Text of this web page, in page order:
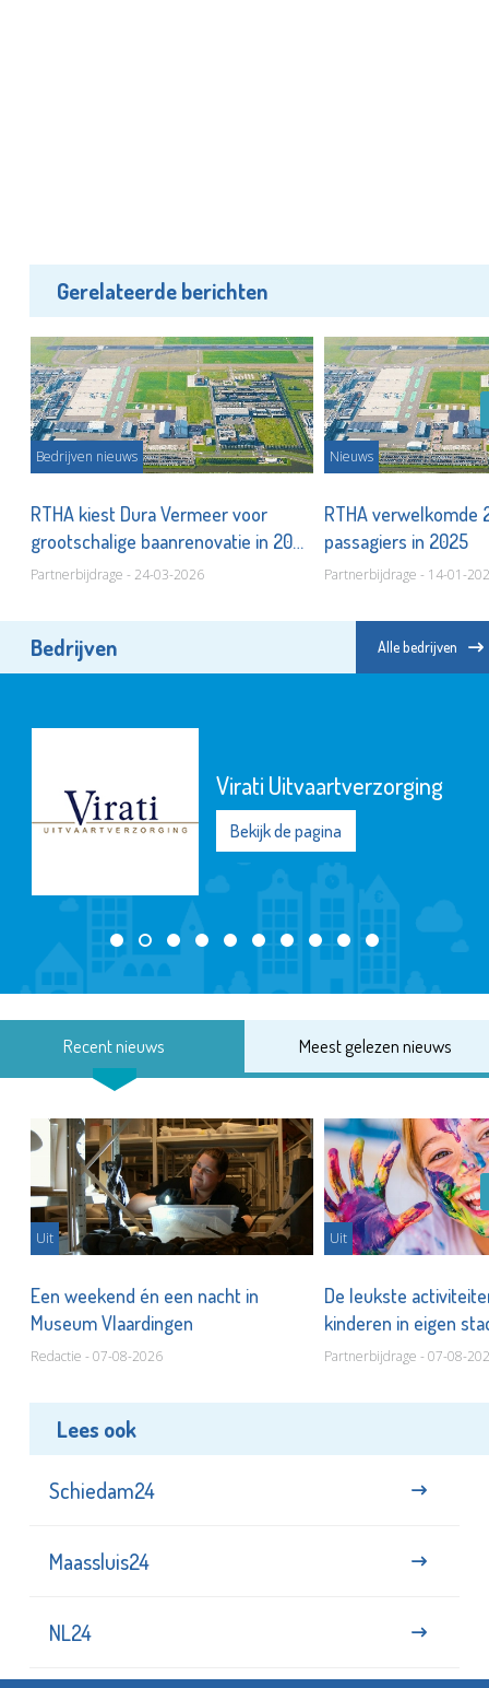
Gerelateerde berichten
Bedrijven nieuws
RTHA kiest Dura Vermeer voor
grootschalige baanrenovatie in 2028
Partnerbijdrage - 24-03-2026
Nieuws
RTHA verwelkomde
passagiers in 2025
Partnerbijdrage - 14-01-
Bedrijven Alle bedrijven
Virati Uitvaartverzorging
Bekijk de pagina
Recent nieuws Meest gelezen nieuws
Uit
Een weekend én een nacht in
Museum Vlaardingen
Redactie - 07-08-2026
Uit
De leukste
kinderen in eigen
Partnerbijdrage - 07-08-
Lees ook
Schiedam24
Maassluis24
NL24